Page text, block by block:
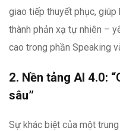
giao tiếp thuyết phục, giúp
thành phản xạ tự nhiên –
cao trong phần Speaking
2. Nền tảng AI 4.0:
sâu”
Sự khác biệt của một